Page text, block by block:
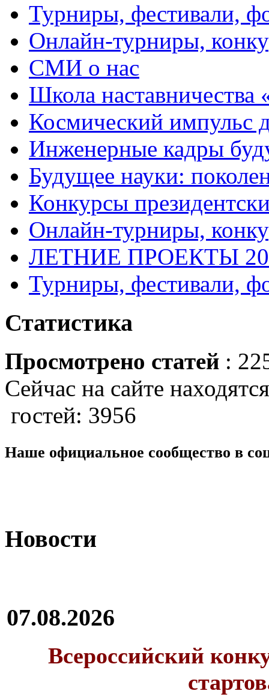
Турниры, фестивали,
Онлайн-турниры,
СМИ о нас
Школа
Космический импульс
Инженерные кадры
Будущее науки:
Конкурсы
Онлайн-турниры,
ЛЕТНИЕ ПРОЕКТЫ
Турниры, фестивали,
Статистика
Просмотрено статей :
Сейчас на сайте
гостей: 3956
Наше официальное сообщество в
Новости
07.08.2026
Всероссийский